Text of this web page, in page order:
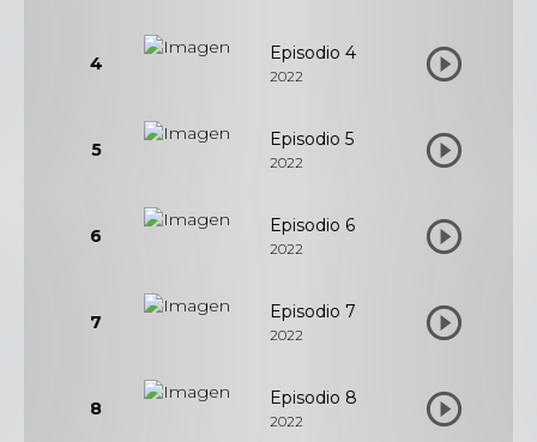
4 Episodio 4
2022
5 Episodio 5
2022
6 Episodio 6
2022
7 Episodio 7
2022
8 Episodio 8
2022